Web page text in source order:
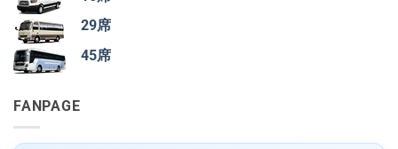
29席
45席
FANPAGE